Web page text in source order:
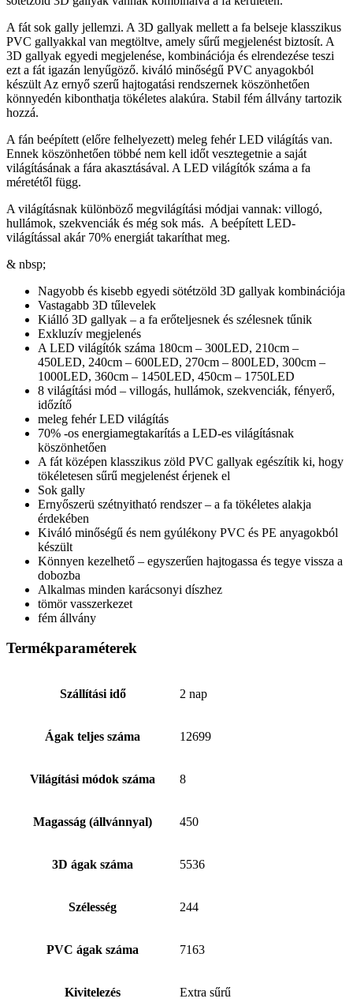
A fát sok gally jellemzi. A 3D gallyak mellett a fa belseje klasszikus
PVC gallyakkal van megtöltve, amely sűrű megjelenést biztosít. A
3D gallyak egyedi megjelenése, kombinációja és elrendezése teszi
ezt a fát igazán lenyűgöző. kiváló minőségű PVC anyagokból
készült Az ernyő szerű hajtogatási rendszernek köszönhetően
könnyedén kibonthatja tökéletes alakúra. Stabil fém állvány tartozik
hozzá.
A fán beépített (előre felhelyezett) meleg fehér LED világítás van.
Ennek köszönhetően többé nem kell időt vesztegetnie a saját
világításának a fára akasztásával. A LED világítók száma a fa
méretétől függ.
A világításnak különböző megvilágítási módjai vannak: villogó,
hullámok, szekvenciák és még sok más. A beépített LED-
világítással akár 70% energiát takaríthat meg.
& nbsp;
Nagyobb és kisebb egyedi sötétzöld 3D gallyak kombinációja
Vastagabb 3D tűlevelek
Kiálló 3D gallyak – a fa erőteljesnek és szélesnek tűnik
Exkluzív megjelenés
A LED világítók száma 180cm – 300LED, 210cm –
450LED, 240cm – 600LED, 270cm – 800LED, 300cm –
1000LED, 360cm – 1450LED, 450cm – 1750LED
8 világítási mód – villogás, hullámok, szekvenciák, fényerő,
időzítő
meleg fehér LED világítás
70% -os energiamegtakarítás a LED-es világításnak
köszönhetően
A fát középen klasszikus zöld PVC gallyak egészítik ki, hogy
tökéletesen sűrű megjelenést érjenek el
Sok gally
Ernyőszerü szétnyitható rendszer – a fa tökéletes alakja
érdekében
Kiváló minőségű és nem gyúlékony PVC és PE ​​anyagokból
készült
Könnyen kezelhető – egyszerűen hajtogassa és tegye vissza a
dobozba
Alkalmas minden karácsonyi díszhez
tömör vasszerkezet
fém állvány
Termékparaméterek
Szállítási idő 2 nap
Ágak teljes száma 12699
Világítási módok száma 8
Magasság (állvánnyal) 450
3D ágak száma 5536
Szélesség 244
PVC ágak száma 7163
Kivitelezés Extra sűrű